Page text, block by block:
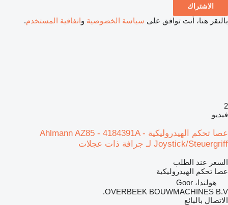
الاشتراك
بالنقر هنا، أنت توافق على سياسة الخصوصية واتفاقية المستخدم.
2
فيديو
عصا تحكم الهيدروليكية Ahlmann AZ85 - 4184391A -
Joystick/Steuergriff لـ جرافة ذات عجلات
السعر عند الطلب
عصا تحكم الهيدروليكية
هولندا، Goor
OVERBEEK BOUWMACHINES B.V.
الاتصال بالبائع